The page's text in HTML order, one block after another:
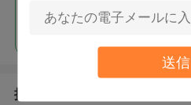
送信
続行
推薦されたプロダクト